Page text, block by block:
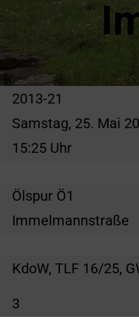
2013-21
Samstag, 25. Mai
15:25 Uhr
Ölspur Ö1
Immelmannstraße
KdoW, TLF 16/25,
3